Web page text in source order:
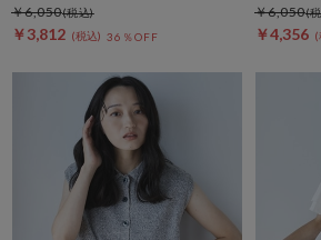
￥3,812 36％OFF
￥6,050
￥4,356
￥6,050